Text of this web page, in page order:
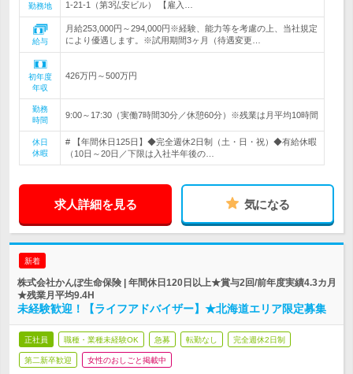
勤務地
1-21-1（第3弘安ビル） 【雇入…
給与
月給253,000円～294,000円※経験、能力等を考慮の上、当社規定
により優遇します。※試用期間3ヶ月（待遇変更…
初年度
年収
426万円～500万円
勤務
時間
9:00～17:30（実働7時間30分／休憩60分）※残業は月平均10時間
休日
休暇
# 【年間休日125日】◆完全週休2日制（土・日・祝）◆有給休暇
（10日～20日／下限は入社半年後の…
求人詳細を見る 気になる
新着
株式会社かんぽ生命保険 | 年間休日120日以上★賞与2回/前年度実績4.3カ月
★残業月平均9.4H
未経験歓迎！【ライフアドバイザー】★北海道エリア限定募集
正社員 職種・業種未経験OK 急募 転勤なし 完全週休2日制
第二新卒歓迎 女性のおしごと掲載中